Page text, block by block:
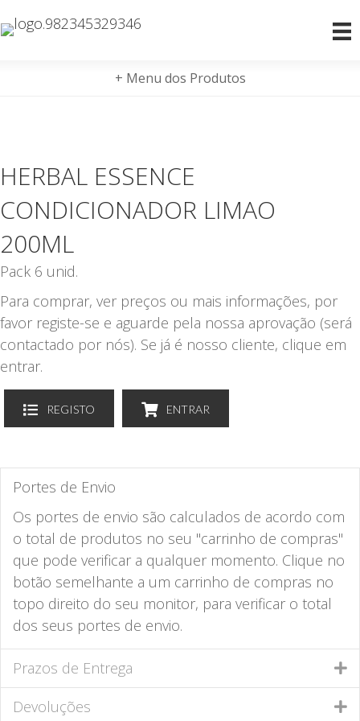
+ Menu dos Produtos
HERBAL ESSENCE
CONDICIONADOR LIMAO
200ML
Pack 6 unid.
Para comprar, ver preços ou mais informações, por
favor registe-se e aguarde pela nossa aprovação (será
contactado por nós). Se já é nosso cliente, clique em
entrar.
REGISTO ENTRAR
Portes de Envio
Os portes de envio são calculados de acordo com
o total de produtos no seu "carrinho de compras"
que pode verificar a qualquer momento. Clique no
botão semelhante a um carrinho de compras no
topo direito do seu monitor, para verificar o total
dos seus portes de envio.
Prazos de Entrega
Devoluções